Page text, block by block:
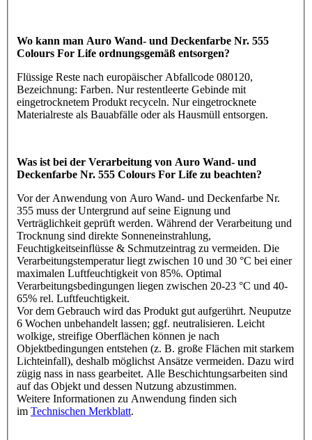
Wo kann man Auro Wand- und Deckenfarbe Nr. 555
Colours For Life ordnungsgemäß entsorgen?
Flüssige Reste nach europäischer Abfallcode 080120,
Bezeichnung: Farben. Nur restentleerte Gebinde mit
eingetrocknetem Produkt recyceln. Nur eingetrocknete
Materialreste als Bauabfälle oder als Hausmüll entsorgen.
Was ist bei der Verarbeitung von Auro Wand- und
Deckenfarbe Nr. 555 Colours For Life zu beachten?
Vor der Anwendung von Auro Wand- und Deckenfarbe Nr.
355 muss der Untergrund auf seine Eignung und
Verträglichkeit geprüft werden. Während der Verarbeitung und
Trocknung sind direkte Sonneneinstrahlung,
Feuchtigkeitseinflüsse & Schmutzeintrag zu vermeiden. Die
Verarbeitungstemperatur liegt zwischen 10 und 30 °C bei einer
maximalen Luftfeuchtigkeit von 85%. Optimal
Verarbeitungsbedingungen liegen zwischen 20-23 °C und 40-
65% rel. Luftfeuchtigkeit.
Vor dem Gebrauch wird das Produkt gut aufgerührt. Neuputze
6 Wochen unbehandelt lassen; ggf. neutralisieren. Leicht
wolkige, streifige Oberflächen können je nach
Objektbedingungen entstehen (z. B. große Flächen mit starkem
Lichteinfall), deshalb möglichst Ansätze vermeiden. Dazu wird
zügig nass in nass gearbeitet. Alle Beschichtungsarbeiten sind
auf das Objekt und dessen Nutzung abzustimmen.
Weitere Informationen zu Anwendung finden sich
im Technischen Merkblatt.